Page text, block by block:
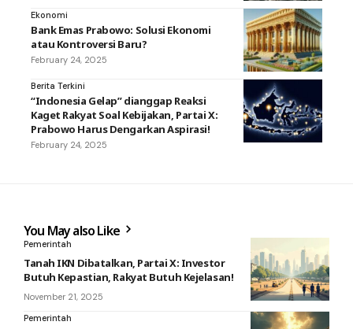
Ekonomi
Bank Emas Prabowo: Solusi Ekonomi
atau Kontroversi Baru?
February 24, 2025
Berita Terkini
“Indonesia Gelap” dianggap Reaksi
Kaget Rakyat Soal Kebijakan, Partai X:
Prabowo Harus Dengarkan Aspirasi!
February 24, 2025
You May also Like
Pemerintah
Tanah IKN Dibatalkan, Partai X: Investor
Butuh Kepastian, Rakyat Butuh Kejelasan!
November 21, 2025
Pemerintah